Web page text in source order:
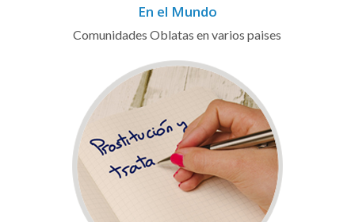
En el Mundo
Comunidades Oblatas en varios paises